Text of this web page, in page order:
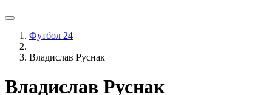
Футбол 24
Владислав Руснак
Владислав Руснак